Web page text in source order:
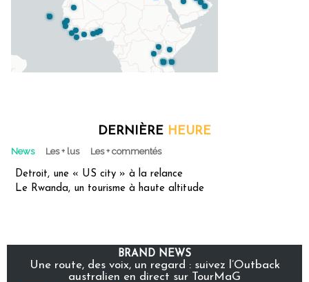
DERNIÈRE HEURE
News Les + lus Les + commentés
Detroit, une « US city » à la relance
Le Rwanda, un tourisme à haute altitude
BRAND NEWS
Une route, des voix, un regard : suivez l’Outback
australien en direct sur TourMaG